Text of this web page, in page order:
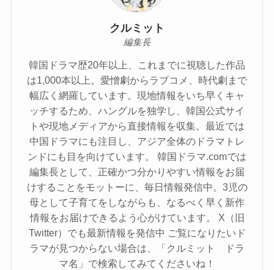
クルミット
編集長
韓国ドラマ歴20年以上、これまでに視聴した作品
は1,000本以上。愛憎劇からラブコメ、時代劇まで
幅広く網羅しています。現地情報をいち早くキャ
ッチするため、ハングルを独学し、韓国公式サイ
トや現地メディアから直接情報を収集。最近では
中国ドラマにも注目し、アジア全体のドラマトレ
ンドにも目を向けています。 韓国ドラマ.comでは
編集長として、正確かつ分かりやすい情報をお届
けすることをモットーに、毎日情報発信中。3児の
母として子育てをしながらも、なるべく早く新作
情報をお届けできるよう心がけています。 X（旧
Twitter）でも最新情報を発信中 ご覧になりたいド
ラマが見つからない場合は、「クルミット ドラ
マ名」で検索してみてくださいね！